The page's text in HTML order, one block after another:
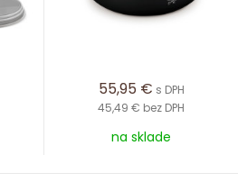
55,95 € s DPH
45,49 € bez DPH
na sklade